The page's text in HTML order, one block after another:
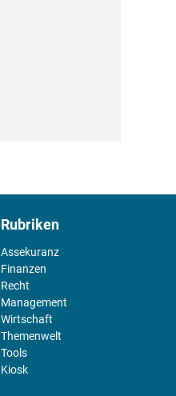
Rubriken
Assekuranz
Finanzen
Recht
Management
Wirtschaft
Themenwelt
Tools
Kiosk